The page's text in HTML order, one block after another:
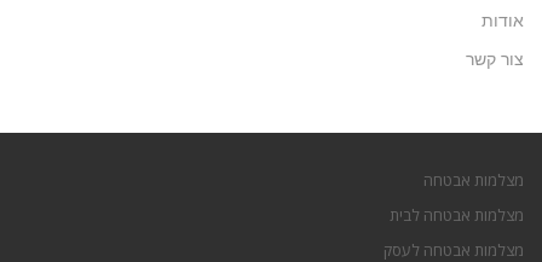
אודות
צור קשר
מצלמות אבטחה
מצלמות אבטחה לבית
מצלמות אבטחה לעסק